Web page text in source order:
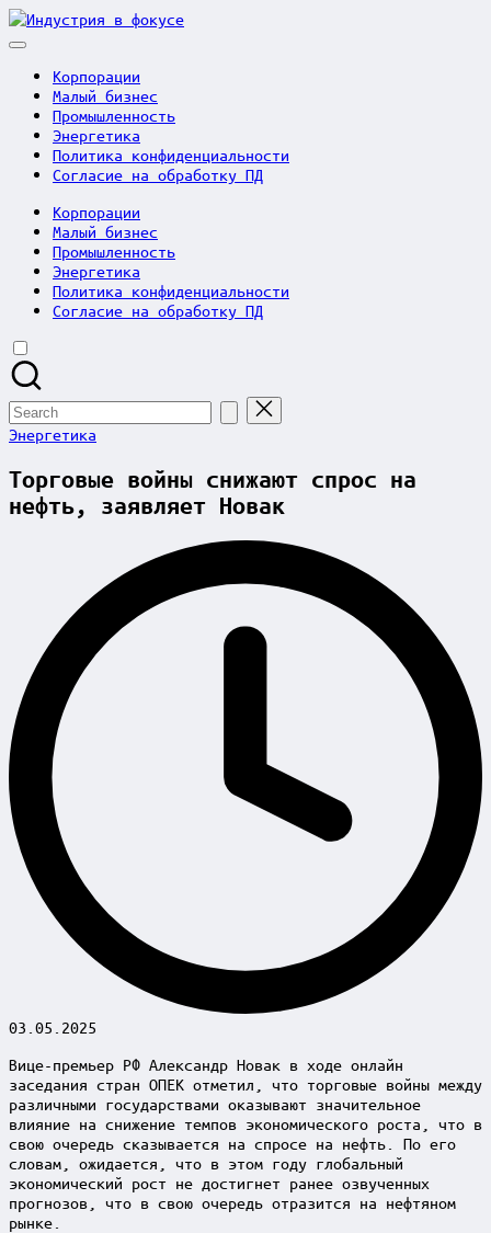
Skip
to
Индустрия
Корпорации
Малый бизнес
Промышленность
Энергетика
Политика конфиденциальности
Согласие на обработку ПД
Корпорации
Малый бизнес
Промышленность
Энергетика
Политика конфиденциальности
Согласие на обработку ПД
Search
for:
Posted
Энергетика
Торговые войны снижают спрос на
нефть, заявляет Новак
03.05.2025
Вице-премьер РФ Александр Новак в ходе онлайн
заседания стран ОПЕК отметил, что торговые войны между
различными государствами оказывают значительное
влияние на снижение темпов экономического роста, что в
свою очередь сказывается на спросе на нефть. По его
словам, ожидается, что в этом году глобальный
экономический рост не достигнет ранее озвученных
прогнозов, что в свою очередь отразится на нефтяном
рынке.